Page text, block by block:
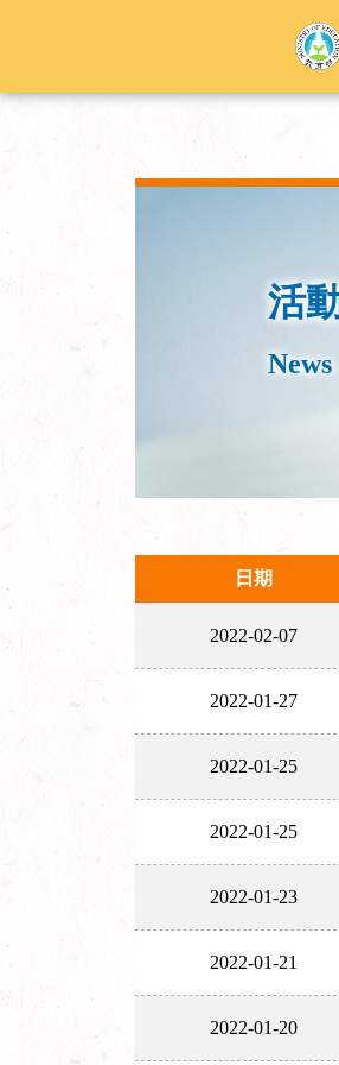
活
News
日期
2022-02-07
2022-01-27
2022-01-25
2022-01-25
2022-01-23
2022-01-21
2022-01-20